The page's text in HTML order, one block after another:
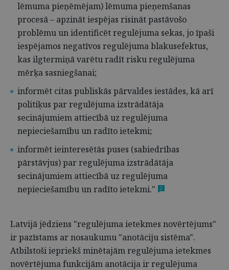
lēmuma pieņēmējam) lēmuma pieņemšanas
procesā – apzināt iespējas risināt pastāvošo
problēmu un identificēt regulējuma sekas, jo īpaši
iespējamos negatīvos regulējuma blakusefektus,
kas ilgtermiņā varētu radīt risku regulējuma
mērķa sasniegšanai;
informēt citas publiskās pārvaldes iestādes, kā arī
politiķus par regulējuma izstrādātāja
secinājumiem attiecībā uz regulējuma
nepieciešamību un radīto ietekmi;
informēt ieinteresētās puses (sabiedrības
pārstāvjus) par regulējuma izstrādātāja
secinājumiem attiecībā uz regulējuma
nepieciešamību un radīto ietekmi."
2
Latvijā jēdziens "regulējuma ietekmes novērtējums"
ir pazīstams ar nosaukumu "anotāciju sistēma".
Atbilstoši iepriekš minētajām regulējuma ietekmes
novērtējuma funkcijām anotācija ir regulējuma